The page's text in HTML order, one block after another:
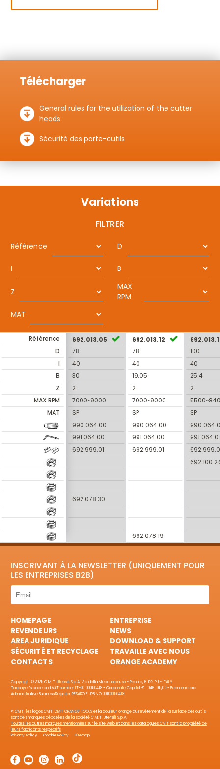
Télécharger
General rules for the utilization of the cutter
heads
Sécurité des porte-outils
Variations
FILTRER
Référence D
I B
Z
MAX
RPM
MAT
Référence
D
I
B
Z
MAX RPM
MAT
692.013.05
78
40
30
2
7000~9000
SP
990.064.00
991.064.00
692.999.01
692.078.30
692.013.12
78
40
19.05
2
7000~9000
SP
990.064.00
991.064.00
692.999.01
692.078.19
100
40
25.4
2
SP
INSCRIVANT À LA NEWSLETTER (UNIQUEMENT POUR
LES ENTREPRISES B2B)
HOMEPAGE
ENTREPRISE
REVENDEURS
NEWS
AREA JURIDIQUE
DOWNLOAD & SUPPORT
SÉCURITÉ ET RECYCLAGE
TRAVAILLE AVEC NOUS
CONTACTS
ORANGE ACADEMY
Copyright © 2025 C.M.T. Utensili S.p.A. Via della Meccanica, sn - Pesaro, 61122 PU - ITALY
Taxpayer's code and VAT number IT-00100050418 - Corporate Capital € 1.046.195,00 - Economic and
Administrative Business Register PESARO E URBINO 00100050418
®: CMT, les logos CMT, CMT ORANGE TOOLS et la couleur orange du revêtement de la surface des outils
sont des marques déposées de la société C.M.T. Utensili S.p.A.
Toutes les autres marques mentionnées sur le site web et dans les catalogues CMT sont la propriété de
leurs fabricants respectifs
Privacy Policy
Cookie Policy Sitemap